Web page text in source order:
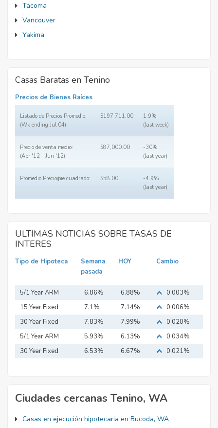
Tacoma
Vancouver
Yakima
Casas Baratas en Tenino
Precios de Bienes Raíces
Listado de Precios Promedio:
(Wk ending Jul 04)
$197,711.00
1.9%
(last week)
Precio de venta medio:
(Apr '12 - Jun '12)
$87,000.00
-30%
(last year)
Promedio Precio/pie cuadrado: $58.00
-4.9%
(last year)
ULTIMAS NOTICIAS SOBRE TASAS DE
INTERES
Tipo de Hipoteca
Semana
pasada
HOY Cambio
5/1 Year ARM 6.86% 6.88%
0,003%
15 Year Fixed
Mortgage
7.1% 7.14%
0,006%
30 Year Fixed
Mortgage
7.83% 7.99%
0,020%
5/1 Year ARM
5.93% 6.13%
0,034%
30 Year Fixed
6.53% 6.67% 0,021%
Ciudades cercanas Tenino, WA
Casas en ejecución hipotecaria en Bucoda, WA